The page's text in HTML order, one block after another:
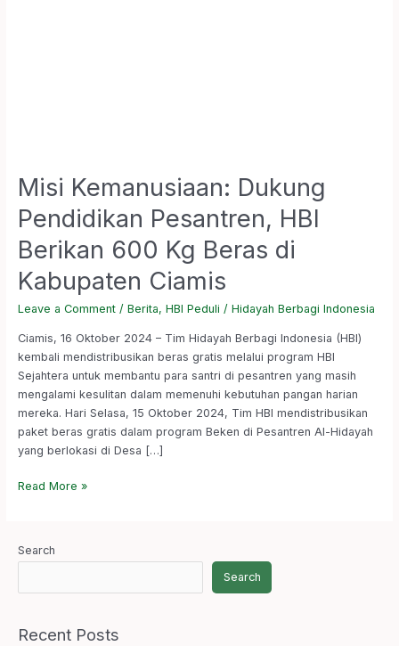
Misi Kemanusiaan: Dukung
Pendidikan Pesantren, HBI
Berikan 600 Kg Beras di
Kabupaten Ciamis
Leave a Comment / Berita, HBI Peduli / Hidayah Berbagi Indonesia
Ciamis, 16 Oktober 2024 – Tim Hidayah Berbagi Indonesia (HBI)
kembali mendistribusikan beras gratis melalui program HBI
Sejahtera untuk membantu para santri di pesantren yang masih
mengalami kesulitan dalam memenuhi kebutuhan pangan harian
mereka. Hari Selasa, 15 Oktober 2024, Tim HBI mendistribusikan
paket beras gratis dalam program Beken di Pesantren Al-Hidayah
yang berlokasi di Desa […]
Read More »
Search
Search
Recent Posts